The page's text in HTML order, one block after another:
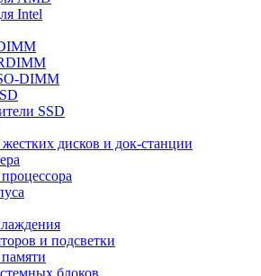
Intel
DIMM
SSD
дисков и док-станции
и подсветки
блоков